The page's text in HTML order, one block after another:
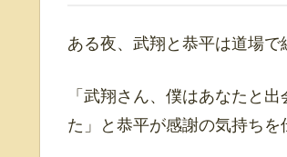
ある夜、武翔と恭平は道場で
「武翔さん、僕はあなたと
た」と恭平が感謝の気持ちを